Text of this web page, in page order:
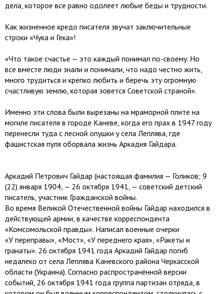
дела, которое все равно одолеет любые беды и трудности.
Как жизненное кредо писателя звучат заключительные
строки «Чука и Гека»!
«Что такое счастье — это каждый понимал по-своему. Но
все вместе люди знали и понимали, что надо честно жить,
много трудиться и крепко любить и беречь эту огромную
счастливую землю, которая зовется Советской страной».
Именно эти слова были вырезаны на мраморной плите на
могиле писателя в городе Каневе, когда его прах в 1947 году
перенесли туда с лесной опушки у села Леплява, где
фашистская пуля оборвала жизнь Аркадия Гайдара.
Аркадий Петрович Гайдар (настоящая фамилия — Голиков; 9
(22) января 1904, — 26 октября 1941, — советский детский
писатель, участник Гражданской войны.
Во время Великой Отечественной войны Гайдар находился в
действующей армии, в качестве корреспондента
«Комсомольской правды». Написал военные очерки
«У переправы», «Мост», «У переднего края», «Ракеты и
гранаты». 26 октября 1941 года Аркадий Гайдар погиб
недалеко от села Леплява Каневского района Черкасской
области (Украина). Согласно распространённой версии
событий, 26 октября 1941 года группа партизан отряда, в